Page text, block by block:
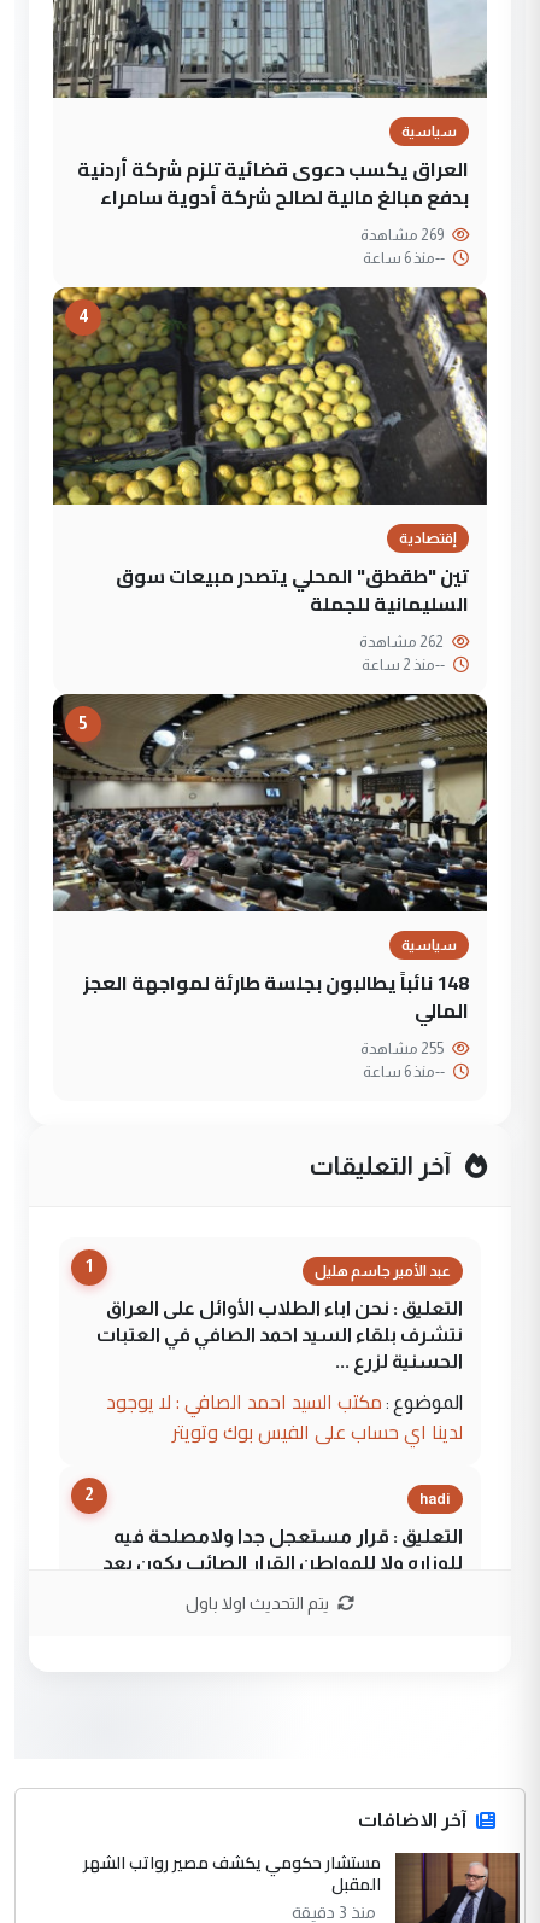
سياسية
العراق يكسب دعوى قضائية تلزم شركة أردنية
بدفع مبالغ مالية لصالح شركة أدوية سامراء
--منذ 6 ساعة
4
إقتصادية
تين "طقطق" المحلي يتصدر مبيعات سوق
السليمانية للجملة
--منذ 2 ساعة
5
سياسية
148 نائباً يطالبون بجلسة طارئة لمواجهة العجز
المالي
--منذ 6 ساعة
آخر التعليقات
1 عبد الأمير جاسم هليل
التعليق : نحن اباء الطلاب الأوائل على العراق
نتشرف بلقاء السيد احمد الصافي في العتبات
الحسنية لزرع ...
الموضوع : مكتب السيد احمد الصافي : لا يوجود
لدينا اي حساب على الفيس بوك وتويتر
2 hadi
التعليق : قرار مستعجل جدا ولامصلحة فيه
للوزاره ولا للمواطن القرار الصائب يكون بعد
جنسية الرافد الثالث للعراق ومن اصول عريقة
ابا فرات ...
الموضوع :
الجواهري يرد على صدام حسين سل
مضجعيك يابن الزنا (نص كامل)
يتم التحديث اولا باول
آخر الاضافات
مستشار حكومي يكشف مصير رواتب الشهر
المقبل
منذ 3 دقيقة